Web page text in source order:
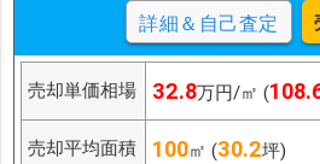
詳細＆自己査定
売却単価相場 32.8万円/㎡ (
売却平均面積 100㎡ (30.2坪)